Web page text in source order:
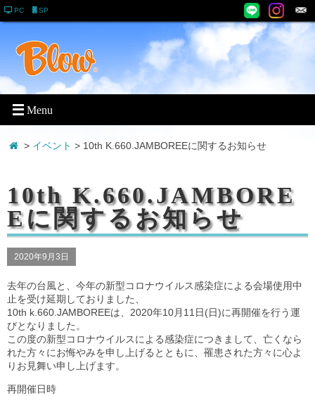
PC SP
> イベント > 10th K.660.JAMBOREEに関するお知らせ
10th K.660.JAMBORE
Eに関するお知らせ
2020年9月3日
去年の台風と、今年の新型コロナウイルス感染症による会場使用中
止を受け延期しておりました、
10th k.660.JAMBOREEは、2020年10月11日(日)に再開催を行う運
びとなりました。
この度の新型コロナウイルスによる感染症につきまして、亡くなら
れた方々にお悔やみを申し上げるとともに、罹患された方々に心よ
りお見舞い申し上げます。
再開催日時